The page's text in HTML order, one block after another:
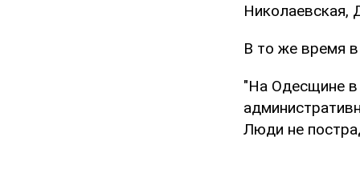
Николаевская,
В то же время
"На Одесщине в
Люди не